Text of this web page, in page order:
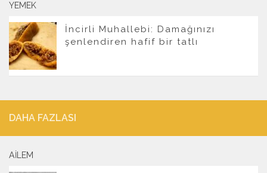
YEMEK
İncirli Muhallebi: Damağınızı
şenlendiren hafif bir tatlı
DAHA FAZLASI
AILEM